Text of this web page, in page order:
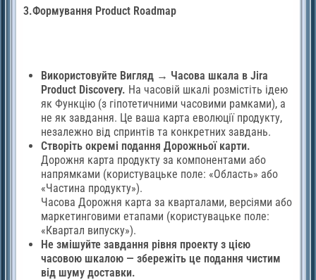
3.Формування Product Roadmap
Використовуйте Вигляд → Часова шкала в Jira
Product Discovery. На часовій шкалі розмістіть ідею
як Функцію (з гіпотетичними часовими рамками), а
не як завдання. Це ваша карта еволюції продукту,
незалежно від спринтів та конкретних завдань.
Створіть окремі подання Дорожньої карти.
Дорожня карта продукту за компонентами або
напрямками (користувацьке поле: «Область» або
«Частина продукту»).
Часова Дорожня карта за кварталами, версіями або
маркетинговими етапами (користувацьке поле:
«Квартал випуску»).
Не змішуйте завдання рівня проекту з цією
часовою шкалою — збережіть це подання чистим
від шуму доставки.